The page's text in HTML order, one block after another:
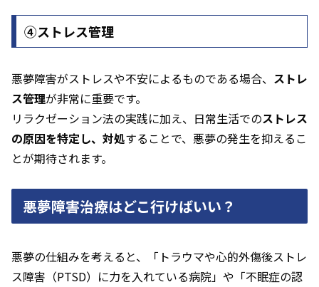
④ストレス管理
悪夢障害がストレスや不安によるものである場合、 ストレ
ス管理が非常に重要です。
リラクゼーション法の実践に加え、日常生活でのストレス
の原因を特定し、対処することで、悪夢の発生を抑えるこ
とが期待されます。
悪夢障害治療はどこ行けばいい？
悪夢の仕組みを考えると、「トラウマや心的外傷後ストレ
ス障害（PTSD）に力を入れている病院」や「不眠症の認